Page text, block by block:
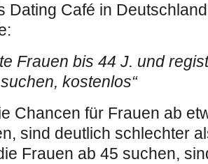
Dating Café in
Frauen bis 44 J. und
kostenlos“
Chancen für Frauen ab
sind deutlich schlechter
Frauen ab 45 suchen,